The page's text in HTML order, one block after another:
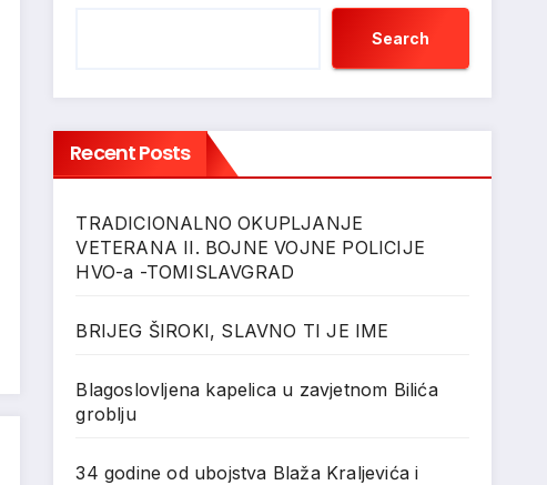
Search
Recent Posts
TRADICIONALNO OKUPLJANJE
VETERANA II. BOJNE VOJNE POLICIJE
HVO-a -TOMISLAVGRAD
BRIJEG ŠIROKI, SLAVNO TI JE IME
Blagoslovljena kapelica u zavjetnom Bilića
groblju
34 godine od ubojstva Blaža Kraljevića i